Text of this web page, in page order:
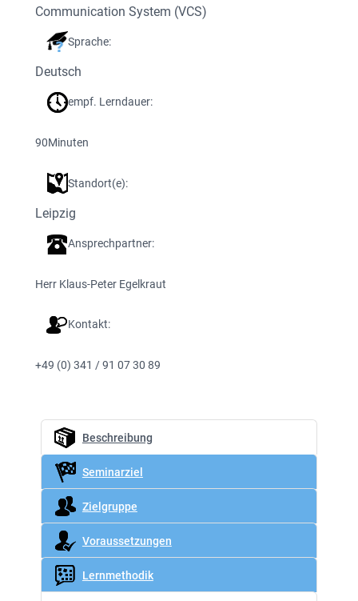
Communication System (VCS)
Sprache:
Deutsch
empf. Lerndauer:
90Minuten
Standort(e):
Leipzig
Ansprechpartner:
Herr Klaus-Peter Egelkraut
Kontakt:
+49 (0) 341 / 91 07 30 89
Beschreibung
Seminarziel
Zielgruppe
Voraussetzungen
Lernmethodik